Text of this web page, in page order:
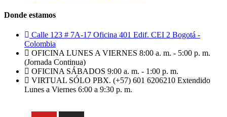
Donde estamos
Calle 123 # 7A-17 Oficina 401 Edif. CEI 2 Bogotá -
Colombia
OFICINA LUNES A VIERNES 8:00 a. m. - 5:00 p. m.
(Jornada Continua)
OFICINA SÁBADOS 9:00 a. m. - 1:00 p. m.
VIRTUAL SÓLO PBX. (+57) 601 6206210 Extendido
Lunes a Viernes 6:00 a 9:30 p. m.